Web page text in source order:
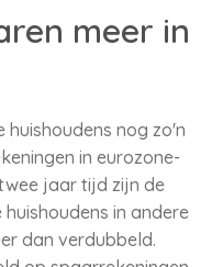
meer in
huishoudens nog zo'n
in eurozone-
jaar tijd zijn de
in andere
dan verdubbeld.